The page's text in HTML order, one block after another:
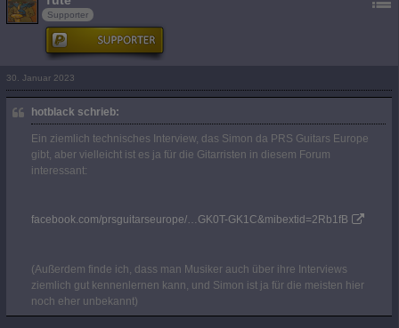
Supporter
30. Januar 2023
hotblack schrieb:
Ein ziemlich technisches Interview, das Simon da PRS Guitars Europe
gibt, aber vielleicht ist es ja für die Gitarristen in diesem Forum
interessant:
facebook.com/prsguitarseurope/…GK0T-GK1C&mibextid=2Rb1fB
(Außerdem finde ich, dass man Musiker auch über ihre Interviews
ziemlich gut kennenlernen kann, und Simon ist ja für die meisten hier
noch eher unbekannt)